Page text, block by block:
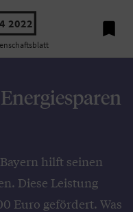
2022 
hilft seinen
Diese Leistung
Euro gefördert. Was